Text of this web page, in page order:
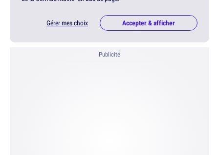
Gérer mes choix Accepter & afficher
Publicité